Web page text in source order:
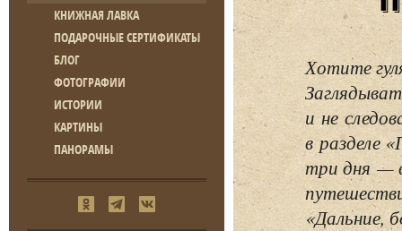
КНИЖНАЯ ЛАВКА
ПОДАРОЧНЫЕ СЕРТИФИКАТЫ
БЛОГ
ФОТОГРАФИИ
ИСТОРИИ
КАРТИНЫ
ПАНОРАМЫ
Хотите
и не
в разделе
три дня —
«Дальние,